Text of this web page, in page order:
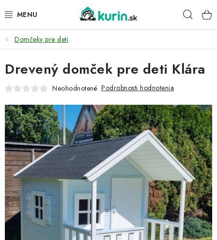
na
PRE HYDINU
PRE PSY
PRE ZAJACE
PRE DETI
ZÁHRADA
DOMÁCI WELLNESS
PRE VTÁKY
DARČEKOVÝ POUKAZ
Domčeky pre deti
Drevený domček pre deti Klára
Neohodnotené Podrobnosti hodnotenia